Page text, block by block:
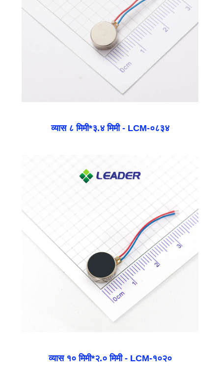
व्यास ८ मिमी*३.४ मिमी - LCM-०८३४
व्यास १० मिमी*२.० मिमी - LCM-१०२०